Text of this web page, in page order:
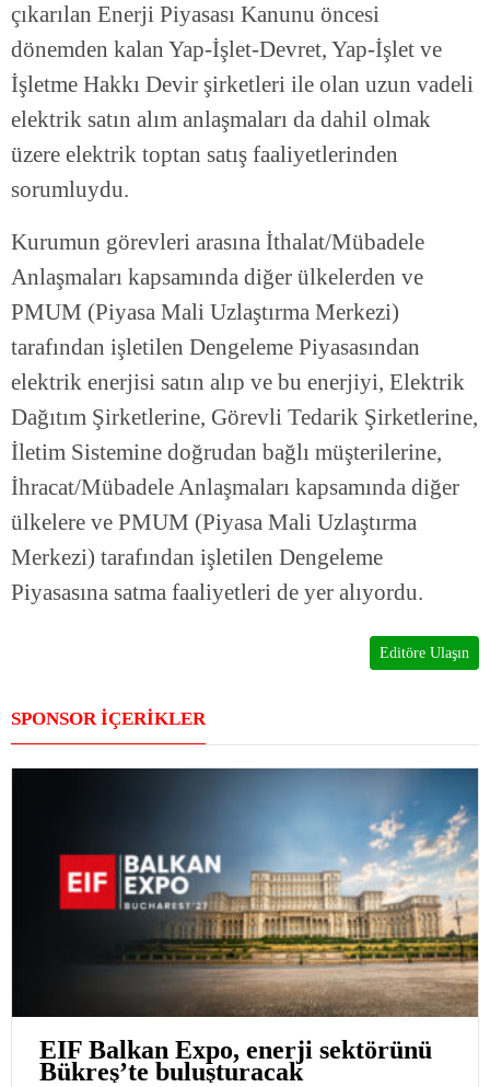
çıkarılan Enerji Piyasası Kanunu öncesi
dönemden kalan Yap-İşlet-Devret, Yap-İşlet ve
İşletme Hakkı Devir şirketleri ile olan uzun vadeli
elektrik satın alım anlaşmaları da dahil olmak
üzere elektrik toptan satış faaliyetlerinden
sorumluydu.
Kurumun görevleri arasına İthalat/Mübadele
Anlaşmaları kapsamında diğer ülkelerden ve
PMUM (Piyasa Mali Uzlaştırma Merkezi)
tarafından işletilen Dengeleme Piyasasından
elektrik enerjisi satın alıp ve bu enerjiyi, Elektrik
Dağıtım Şirketlerine, Görevli Tedarik Şirketlerine,
İletim Sistemine doğrudan bağlı müşterilerine,
İhracat/Mübadele Anlaşmaları kapsamında diğer
ülkelere ve PMUM (Piyasa Mali Uzlaştırma
Merkezi) tarafından işletilen Dengeleme
Piyasasına satma faaliyetleri de yer alıyordu.
Editöre Ulaşın
SPONSOR İÇERİKLER
EIF Balkan Expo, enerji sektörünü
Bükreş’te buluşturacak